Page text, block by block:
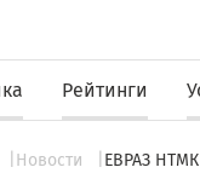
Рейтинги
Новости ЕВРАЗ НТМК